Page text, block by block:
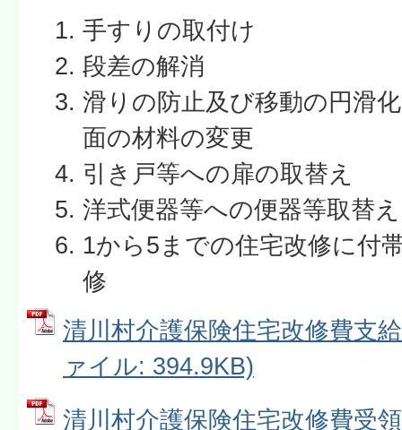
手すりの取付け
段差の解消
滑りの防止及び移動の円滑
面の材料の変更
引き戸等への扉の取替え
洋式便器等への便器等取替え
1から5までの住宅改修に付
修
清川村介護保険住宅改修費支
ァイル: 394.9KB)
清川村介護保険住宅改修費受